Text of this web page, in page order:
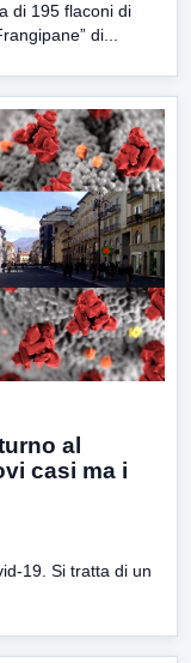
di 195 flaconi di
di...
al
casi ma i
19. Si tratta di un